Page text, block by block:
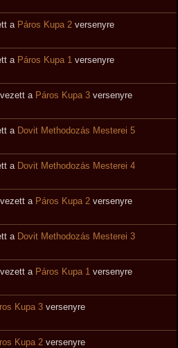
a Páros Kupa 2 versenyre
a Páros Kupa 1 versenyre
a Páros Kupa 3 versenyre
a Dovit Methodozás Mesterei 5
a Dovit Methodozás Mesterei 4
a Páros Kupa 2 versenyre
a Dovit Methodozás Mesterei 3
a Páros Kupa 1 versenyre
Kupa 3 versenyre
Kupa 2 versenyre